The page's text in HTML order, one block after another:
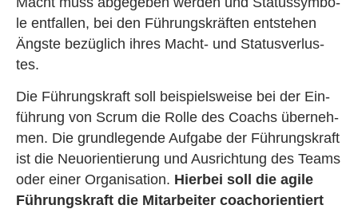
le ent­fal­len, bei den Füh­rungs­kräf­ten ent­ste­hen
Ängs­te be­züg­lich ihres Macht- und Sta­tus­ver­lus­
tes.
Die Füh­rungs­kraft soll bei­spiels­wei­se bei der Ein­
füh­rung von Scrum die Rolle des Coachs über­neh­
men. Die grund­le­gen­de Auf­ga­be der Füh­rungs­kraft
ist die Neu­ori­en­tie­rung und Aus­rich­tung des Teams
oder einer Or­ga­ni­sa­ti­on. Hier­bei soll die agile
Füh­rungs­kraft die Mit­ar­bei­ter coach­ori­en­tiert